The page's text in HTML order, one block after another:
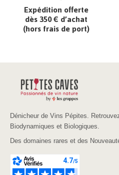
Expédition offerte
dès 350 € d’achat
(hors frais de port)
Dénicheur de Vins Pépites.
Biodynamiques et Biologiques.
Des domaines rares et des